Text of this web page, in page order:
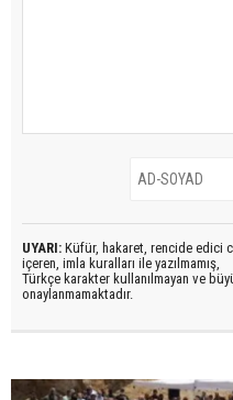
UYARI: Küfür, hakaret, rencide edici
içeren, imla kuralları ile yazılmamış,
Türkçe karakter kullanılmayan ve
onaylanmamaktadır.